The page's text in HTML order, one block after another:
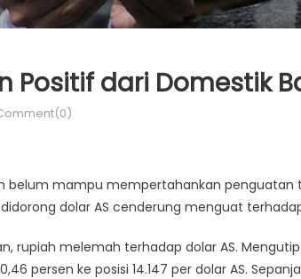
Positif dari Domestik
belum mampu mempertahankan penguatan
didorong dolar AS cenderung menguat
rupiah melemah terhadap dolar AS.
persen ke posisi 14.147 per dolar AS.